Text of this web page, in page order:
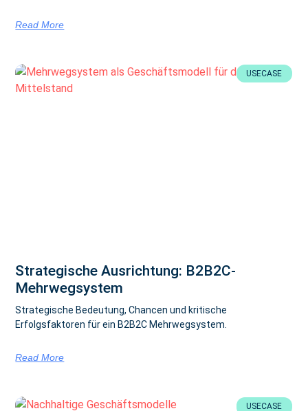
Read More
USECASE
Strategische Ausrichtung: B2B2C-
Mehrwegsystem
Strategische Bedeutung, Chancen und kritische
Erfolgsfaktoren für ein B2B2C Mehrwegsystem.
Read More
USECASE